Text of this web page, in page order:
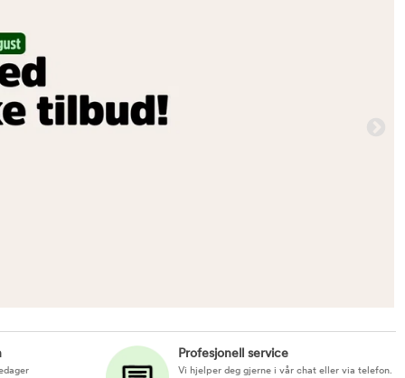
Profesjonell service
Vi hjelper deg gjerne i vår chat eller via telefon.